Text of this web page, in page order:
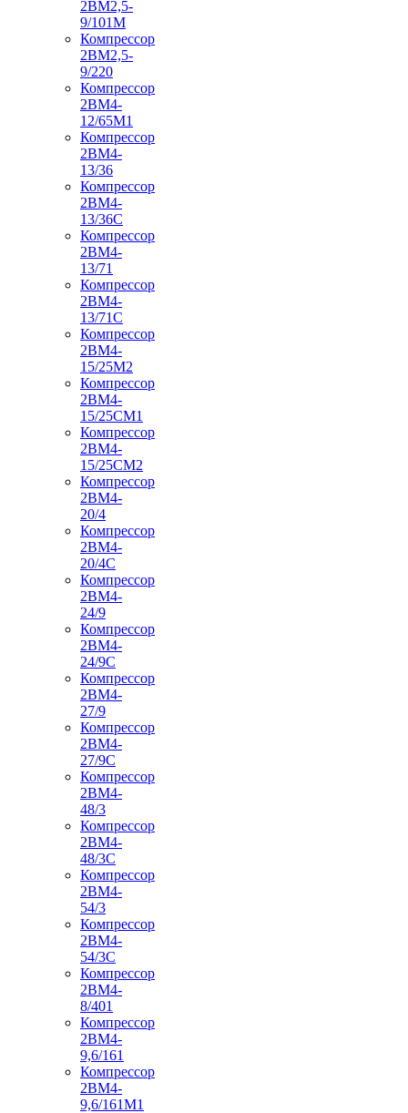
2ВМ2,5-
9/101М
Компрессор
2ВМ2,5-
9/220
Компрессор
2ВМ4-
12/65М1
Компрессор
2ВМ4-
13/36
Компрессор
2ВМ4-
13/36С
Компрессор
2ВМ4-
13/71
Компрессор
2ВМ4-
13/71С
Компрессор
2ВМ4-
15/25М2
Компрессор
2ВМ4-
15/25СМ1
Компрессор
2ВМ4-
15/25СМ2
Компрессор
2ВМ4-
20/4
Компрессор
2ВМ4-
20/4С
Компрессор
2ВМ4-
24/9
Компрессор
2ВМ4-
24/9С
Компрессор
2ВМ4-
27/9
Компрессор
2ВМ4-
27/9С
Компрессор
2ВМ4-
48/3
Компрессор
2ВМ4-
48/3С
Компрессор
2ВМ4-
54/3
Компрессор
2ВМ4-
54/3С
Компрессор
2ВМ4-
8/401
Компрессор
2ВМ4-
9,6/161
Компрессор
2ВМ4-
9,6/161М1